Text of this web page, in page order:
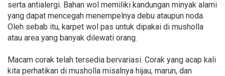
serta antialergi. Bahan wol memiliki kandungan minyak alami
yang dapat mencegah menempelnya debu ataupun noda.
Oleh sebab itu, karpet wol pas untuk dipakai di musholla
atau area yang banyak dilewati orang.
Macam corak telah tersedia bervariasi. Corak yang acap kali
kita perhatikan di musholla misalnya hijau, marun, dan